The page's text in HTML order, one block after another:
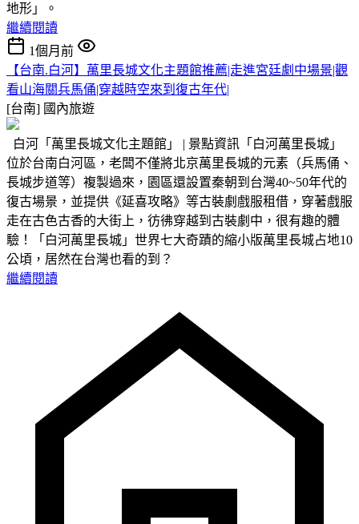
地形」。
繼續閱讀
1個月前
【台南.白河】萬里長城文化主題館推薦|走進宮廷劇中場景|觀
看山海關兵馬俑|穿越時空來到復古年代|
[台南] 國內旅遊
白河「萬里長城文化主題館」 | 景點資訊「白河萬里長城」
位於台南白河區，老闆不僅將北京萬里長城的元素（兵馬俑、
長城步道等）複製過來，園區還設置秦朝到台灣40~50年代的
復古場景，並提供《延喜攻略》等古裝劇戲服租借，穿著戲服
走在古色古香的大街上，彷彿穿越到古裝劇中，很有趣的體
驗！「白河萬里長城」世界七大奇蹟的縮小版萬里長城占地10
公頃，居然在台灣也看的到？
繼續閱讀